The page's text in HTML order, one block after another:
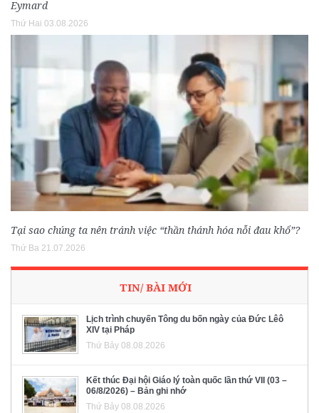
Eymard
Thứ Hai 03.08.2026
Tại sao chúng ta nên tránh việc “thần thánh hóa nỗi đau khổ”?
Thứ Ba 21.07.2026
TIN/ BÀI MỚI
Lịch trình chuyến Tông du bốn ngày của Đức Lêô
XIV tại Pháp
Thứ Bảy 08.08.2026
Kết thúc Đại hội Giáo lý toàn quốc lần thứ VII (03 –
06/8/2026) – Bản ghi nhớ
Thứ Bảy 08.08.2026